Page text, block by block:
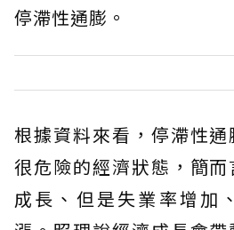
停滯性通膨。
根據資料來看，停滯性通
很危險的經濟狀態，簡
成長、但是失業率增加